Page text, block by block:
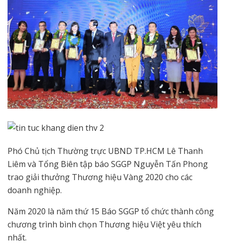
Phó Chủ tịch Thường trực UBND TP.HCM Lê Thanh
Liêm và Tổng Biên tập báo SGGP Nguyễn Tấn Phong
trao giải thưởng Thương hiệu Vàng 2020 cho các
doanh nghiệp.
Năm 2020 là năm thứ 15 Báo SGGP tổ chức thành công
chương trình bình chọn Thương hiệu Việt yêu thích
nhất.